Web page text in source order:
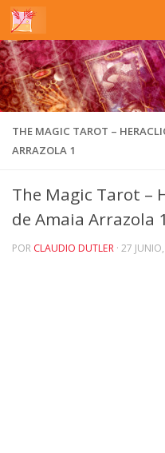
Saltar al contenido
THE MAGIC TAROT –
ARRAZOLA 1
The Magic Tarot –
de Amaia Arrazola 1
POR CLAUDIO DUTLER · 27